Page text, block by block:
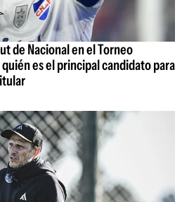
de Nacional en el Torneo
es el principal candidato para